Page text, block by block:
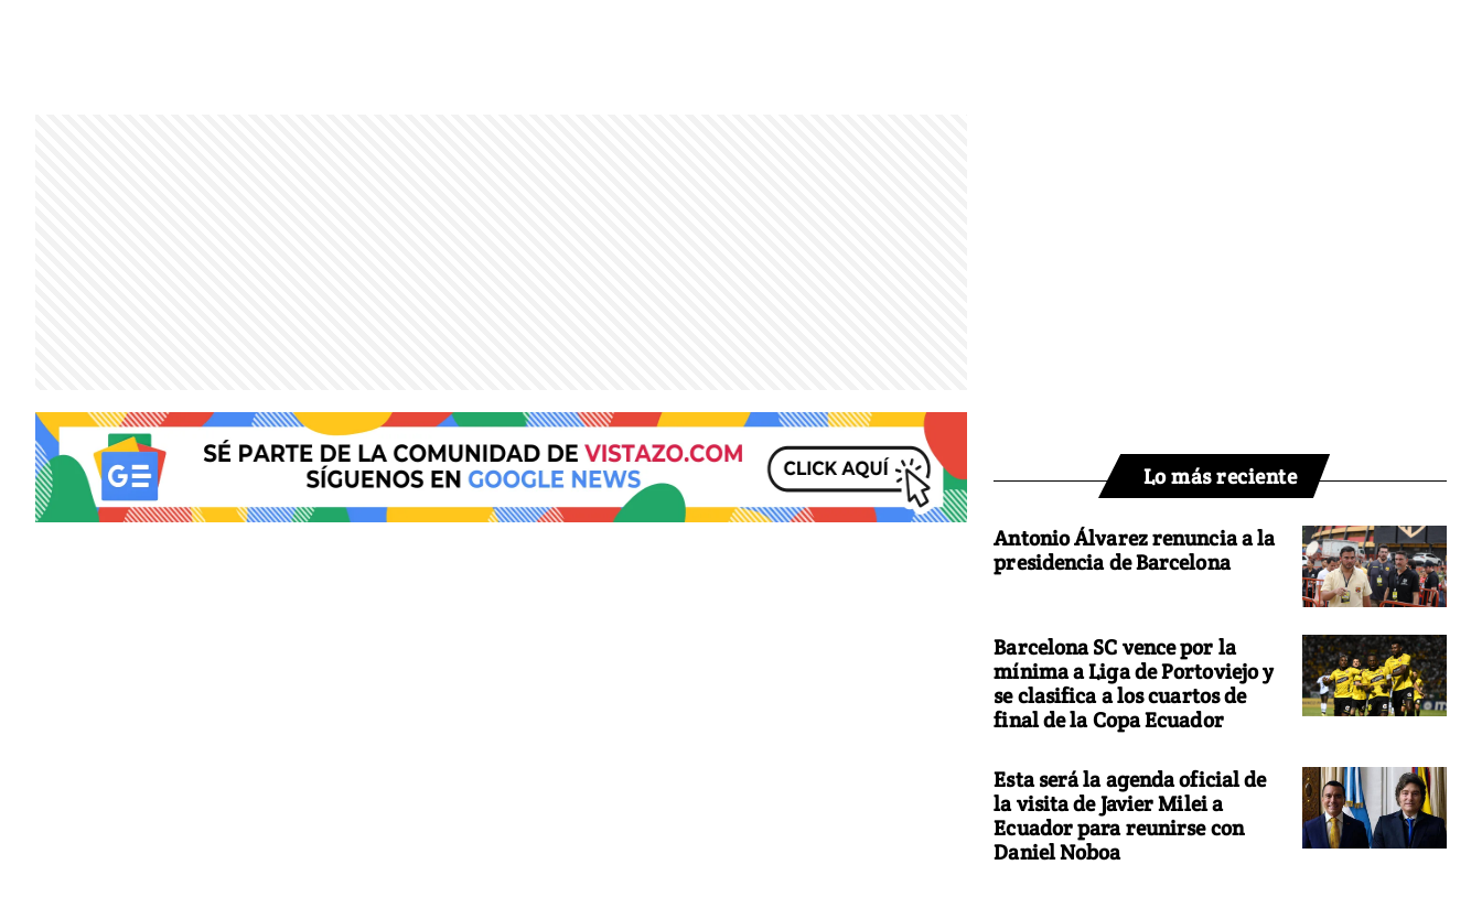
Lo más reciente
Antonio Álvarez renuncia a la
presidencia de Barcelona
Barcelona SC vence por la
mínima a Liga de Portoviejo y
se clasifica a los cuartos de
final de la Copa Ecuador
Esta será la agenda oficial de
la visita de Javier Milei a
Ecuador para reunirse con
Daniel Noboa